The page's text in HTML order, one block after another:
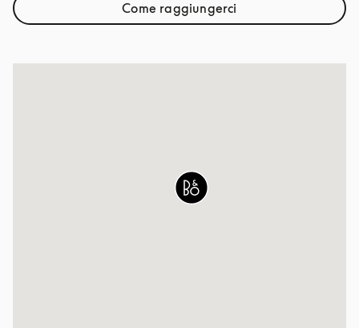
Come raggiungerciLink Opens in New Tab